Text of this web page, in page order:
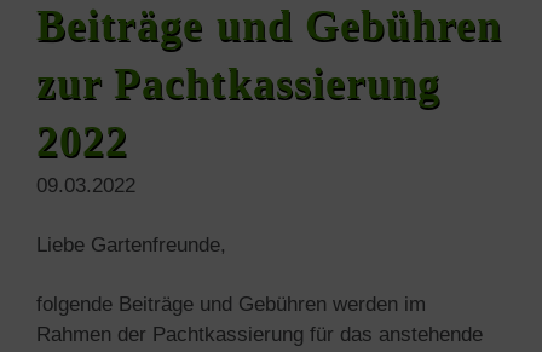
Beiträge und Gebühren
zur Pachtkassierung
2022
09.03.2022
Liebe Gartenfreunde,
folgende Beiträge und Gebühren werden im
Rahmen der Pachtkassierung für das anstehende